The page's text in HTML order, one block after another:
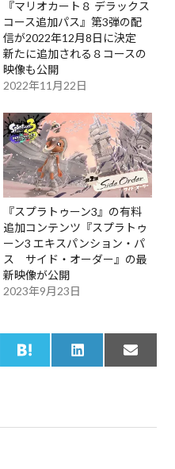
『マリオカート８ デラックス
コース追加パス』第3弾の配
信が2022年12月8日に決定
新たに追加される８コースの
映像も公開
2022年11月22日
『スプラトゥーン3』の有料
追加コンテンツ『スプラトゥ
ーン3 エキスパンション・パ
ス サイド・オーダー』の最
新映像が公開
2023年9月23日
Share
on
H
a
Share
on
L
i
I
Share
on
E
m